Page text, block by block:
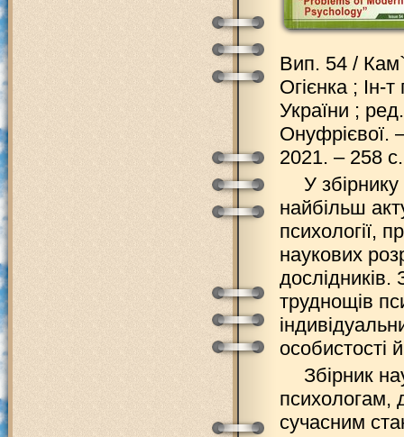
Вип. 54 /
Огієнка ; Ін-
України ;
Онуфрієвої.
2021. – 258
У
найбільш
психології,
наукових
дослідників.
труднощів
особистості
Збірник
психологам,
сучасним